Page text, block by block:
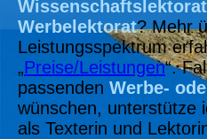
Wissenschaftslektorat
Werbelektorat? Mehr
Leistungsspektrum
„Preise/Leistungen“.
passenden Werbe-
wünschen, unterstütze
als Texterin und